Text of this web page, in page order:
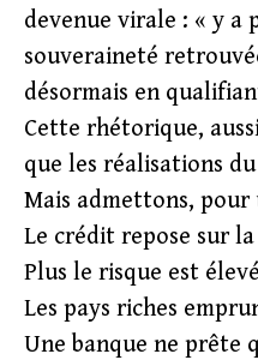
devenue virale : « y a
souveraineté
désormais en
Cette rhétorique,
que les réalisations
Mais admettons,
Le crédit repose sur
Plus le risque est
Les pays riches
Une banque ne prête